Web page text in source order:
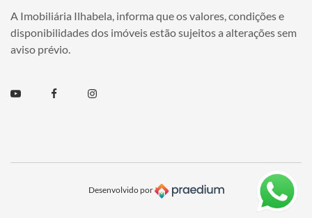
A Imobiliária Ilhabela, informa que os valores, condições e
disponibilidades dos imóveis estão sujeitos a alterações sem
aviso prévio.
Youtube FacebookInstagram
Desenvolvido por